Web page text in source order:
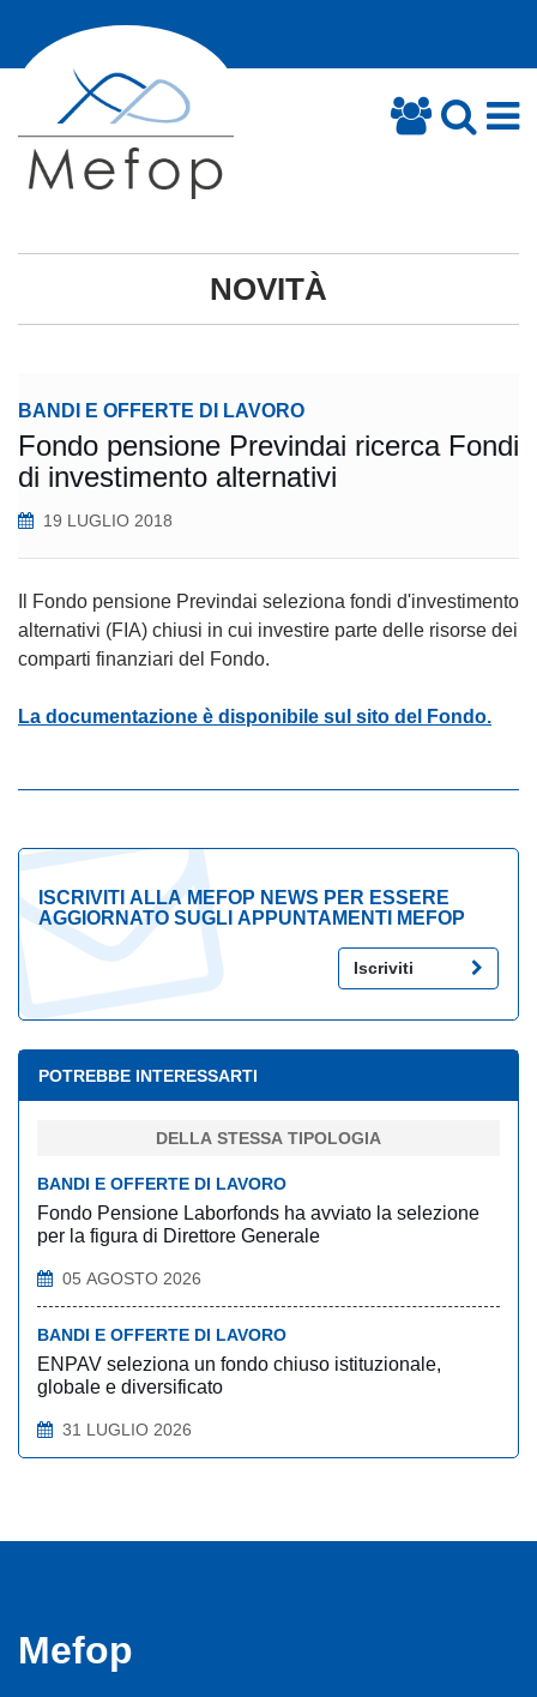
NOVITÀ
BANDI E OFFERTE DI LAVORO
Fondo pensione Previndai ricerca Fondi
di investimento alternativi
19 LUGLIO 2018
Il Fondo pensione Previndai seleziona fondi d'investimento
alternativi (FIA) chiusi in cui investire parte delle risorse dei
comparti finanziari del Fondo.
La documentazione è disponibile sul sito del Fondo.
ISCRIVITI ALLA MEFOP NEWS PER ESSERE
AGGIORNATO SUGLI APPUNTAMENTI MEFOP
Iscriviti
POTREBBE INTERESSARTI
DELLA STESSA TIPOLOGIA
BANDI E OFFERTE DI LAVORO
Fondo Pensione Laborfonds ha avviato la selezione
per la figura di Direttore Generale
05 AGOSTO 2026
BANDI E OFFERTE DI LAVORO
ENPAV seleziona un fondo chiuso istituzionale,
globale e diversificato
31 LUGLIO 2026
Mefop